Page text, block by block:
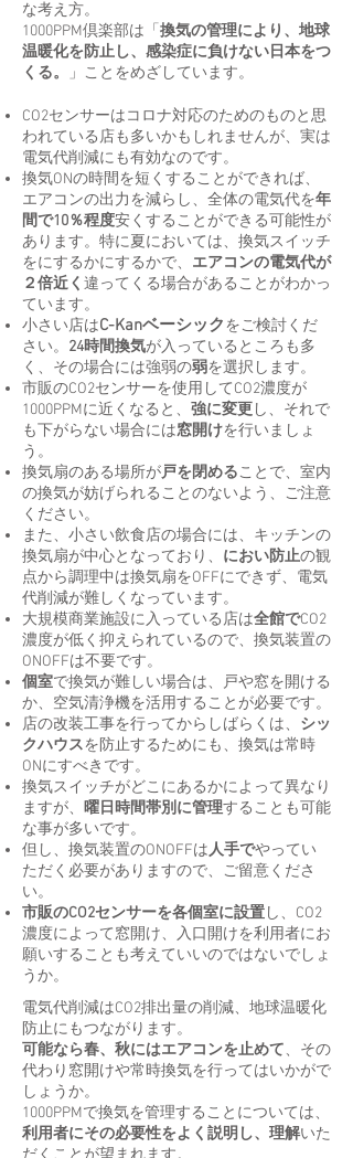
な考え方。
1000PPM倶楽部は「 換気の管理により、地球
温暖化を防止し、感染症に負けない日本をつ
くる。
」ことをめざしています。
CO2センサーはコロナ対応のためのものと思
われている店も多いかもしれませんが、実は
電気代削減にも有効なのです。
換気ONの時間を短くすることができれば、
エアコンの出力を減らし、全体の電気代を年
間で10％程度安くすることができる可能性が
あります。特に夏においては、換気スイッチ
をにするかにするかで、 エアコンの電気代が
２倍近く 違ってくる場合があることがわかっ
ています。
小さい店はC-Kanベーシックをご検討くだ
さい。 24時間換気が入っているところも多
く、その場合には強弱の弱を選択します。
市販のCO2センサーを使用してCO2濃度が
1000PPMに近くなると、 強に変更し、それで
も下がらない場合には窓開けを行いましょ
う。
換気扇のある場所が戸を閉めることで、室内
の換気が妨げられることのないよう、ご注意
ください。
また、小さい飲食店の場合には、キッチンの
換気扇が中心となっており、 におい防止の観
点から調理中は換気扇をOFFにできず、電気
代削減が難しくなっています。
大規模商業施設に入っている店は全館でCO2
濃度が低く抑えられているので、換気装置の
ONOFFは不要です。
個室で換気が難しい場合は、戸や窓を開ける
か、空気清浄機を活用することが必要です。
店の改装工事を行ってからしばらくは、 シッ
クハウスを防止するためにも、換気は常時
ONにすべきです。
換気スイッチがどこにあるかによって異なり
ますが、 曜日時間帯別に管理することも可能
な事が多いです。
但し、換気装置のONOFFは人手でやってい
ただく必要がありますので、ご留意くださ
い。
市販のCO2センサーを各個室に設置し、CO2
濃度によって窓開け、入口開けを利用者にお
願いすることも考えていいのではないでしょ
うか。
電気代削減はCO2排出量の削減、地球温暖化
防止にもつながります。
可能なら春、秋にはエアコンを止めて、その
代わり窓開けや常時換気を行ってはいかがで
しょうか。
1000PPMで換気を管理することについては、
利用者にその必要性をよく説明し、理解いた